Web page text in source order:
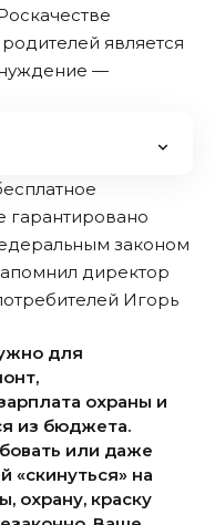
является
—
гарантировано
законом
директор
Игорь
для
охраны и
из бюджета.
или даже
«скинуться» на
охрану, краску